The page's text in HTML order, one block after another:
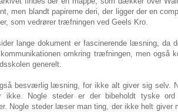
men blandt papirerne deri, der ligger der en
som vedrører træfningen ved Geels Kro.
lange dokument er fascinerende læsning, da
omkring træfningen, men også
generelt.
besværlig læsning, for ikke alt giver sig selv.
ikke. Nogle steder er der bibeholdt tyske
Nogle steder læser man ting, der ikke helt giver